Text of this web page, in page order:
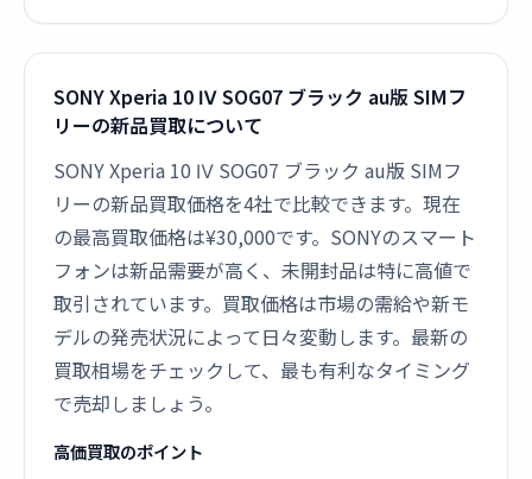
SONY Xperia 10 Ⅳ SOG07 ブラック au版 SIMフ
リーの新品買取について
SONY Xperia 10 Ⅳ SOG07 ブラック au版 SIMフ
リーの新品買取価格を4社で比較できます。現在
の最高買取価格は¥30,000です。SONYのスマート
フォンは新品需要が高く、未開封品は特に高値で
取引されています。買取価格は市場の需給や新モ
デルの発売状況によって日々変動します。最新の
買取相場をチェックして、最も有利なタイミング
で売却しましょう。
高価買取のポイント